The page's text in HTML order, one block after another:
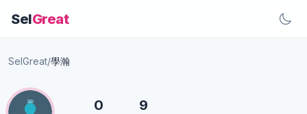
SelGreat
SelGreat/學瀚
0 9